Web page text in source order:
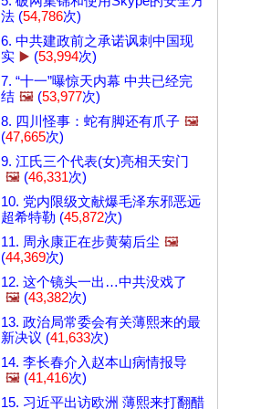
法 (54,786次)
6. 中共建政前之承诺讽刺中国现
实 ▶️ (53,994次)
7. “十一”曝惊天内幕 中共已经完
结 🖼️ (53,977次)
8. 四川怪事：蛇有脚还有爪子 🖼️
(47,665次)
9. 江氏三个代表(女)亮相天安门
🖼️ (46,331次)
10. 党内限级文献爆毛泽东邪恶远
超希特勒 (45,872次)
11. 周永康正在步黄菊后尘 🖼️
(44,369次)
12. 这个镜头一出…中共没戏了
🖼️ (43,382次)
13. 政治局常委会有关薄熙来的最
新决议 (41,633次)
14. 李长春介入赵本山病情报导
🖼️ (41,416次)
15. 习近平出访欧洲 薄熙来打翻醋